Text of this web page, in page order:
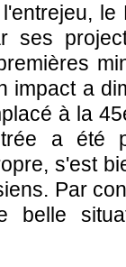
le
ses
impact a
à la
a été
s'est
Par